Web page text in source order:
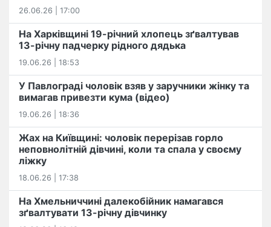
26.06.26 | 17:00
На Харківщині 19-річний хлопець​ ️зґвалтував
13-річну падчерку рідного дядька
19.06.26 | 18:53
У Павлограді чоловік взяв у заручники жінку та
вимагав привезти кума (відео)
19.06.26 | 18:36
Жах на Київщині: чоловік перерізав горло
неповнолітній дівчині, коли та спала у своєму
ліжку
18.06.26 | 17:38
На Хмельниччині далекобійник намагався
зґвалтувати 13-річну дівчинку